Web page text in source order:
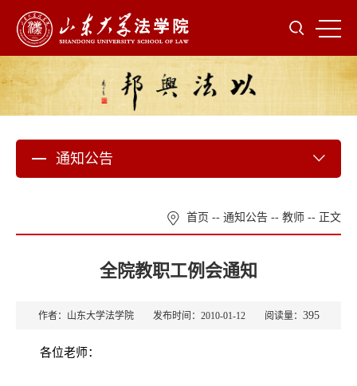
通知公告
首页 -- 通知公告 -- 教师 -- 正文
全院教职工例会通知
作者：山东大学法学院 发布时间：2010-01-12 阅读量： 395
各位老师：